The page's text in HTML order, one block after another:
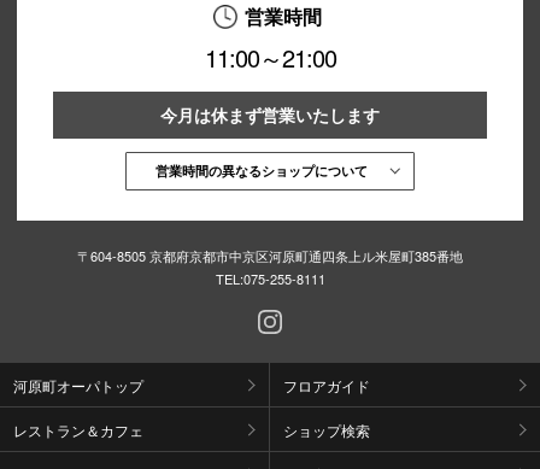
営業時間
11:00～21:00
今月は休まず営業いたします
営業時間の異なるショップについて
〒604-8505 京都府京都市中京区河原町通四条上ル米屋町385番地
TEL:075-255-8111
河原町オーパトップ フロアガイド
レストラン＆カフェ ショップ検索